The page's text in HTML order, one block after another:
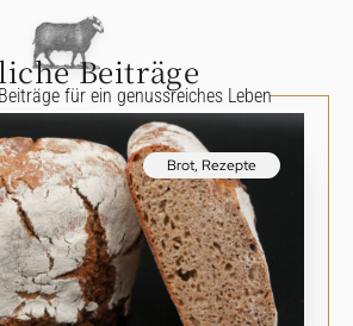
Beiträge
für ein genussreiches Leben
Brot, Rezepte